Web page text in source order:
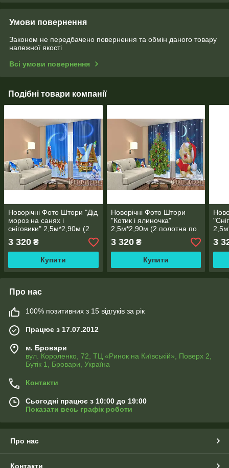
Умови повернення
Законом не передбачено повернення та обмін даного товару
належної якості
Всі умови повернення
Подібні товари компанії
Новорічні Фото Штори "Дід
мороз на санях і
сніговики" 2,5м*2,90м (2
полотна по 1,45м), тасьма
3 320 ₴
Купити
Новорічні Фото Штори
"Котик і ялиночка"
2,5м*2,90м (2 полотна по
3 320₴
Купити
3
Про нас
100% позитивних з 15 відгуків за рік
Працює з 17.07.2012
м. Бровари
вул. Короленко, 72, ТЦ «Ринок на Київській», Поверх 2,
Бутік 1, Бровари, Україна
Контакти
Сьогодні працює з 10:00 до 19:00
Показати весь графік роботи
Про нас
Контакти